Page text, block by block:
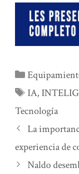
Categorías
Etiquetas
IA,
Tecnología
La
experiencia de
Naldo